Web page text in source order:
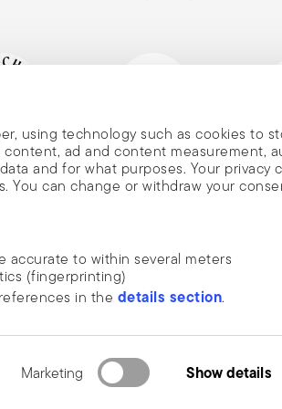
using technology such as cookies to
ad and content measurement,
and for what purposes. Your privacy
You can change or withdraw your
accurate to within several meters
(fingerprinting)
in the details section.
and to analyse our traffic. We also
use of their services.
Marketing Show details
dal 1856 Socio Altagamma
TUTTI I NOSTRI BRAND
Termini e condizioni generali Privacy & Policy Cookies
2.3.8